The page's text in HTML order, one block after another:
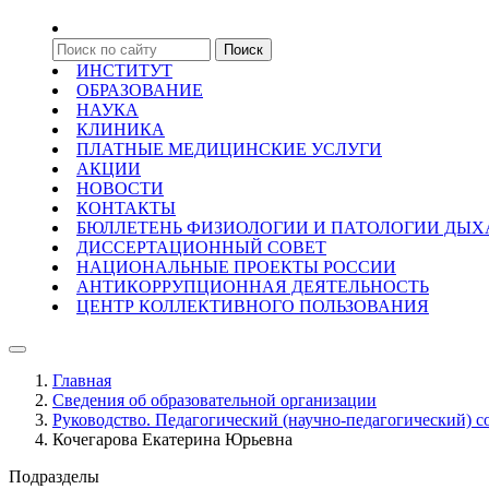
ИНСТИТУТ
ОБРАЗОВАНИЕ
НАУКА
КЛИНИКА
ПЛАТНЫЕ МЕДИЦИНСКИЕ УСЛУГИ
АКЦИИ
НОВОСТИ
КОНТАКТЫ
БЮЛЛЕТЕНЬ ФИЗИОЛОГИИ И ПАТОЛОГИИ
ДИССЕРТАЦИОННЫЙ СОВЕТ
НАЦИОНАЛЬНЫЕ ПРОЕКТЫ РОССИИ
АНТИКОРРУПЦИОННАЯ ДЕЯТЕЛЬНОСТЬ
ЦЕНТР КОЛЛЕКТИВНОГО ПОЛЬЗОВАНИЯ
Главная
Сведения об образовательной организации
Руководство. Педагогический (научно-педагогический)
Кочегарова Екатерина Юрьевна
Подразделы